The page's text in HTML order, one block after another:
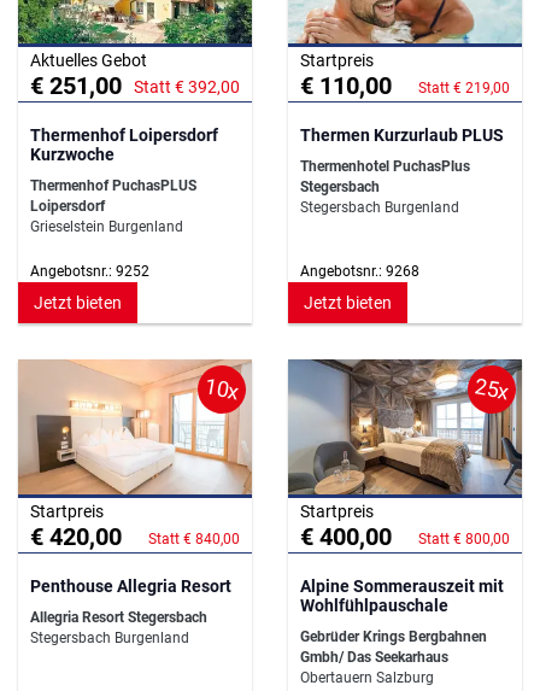
Aktuelles Gebot
€ 251,00 Statt € 392,00
Thermenhof Loipersdorf
Kurzwoche
Thermenhof PuchasPLUS
Loipersdorf
Grieselstein Burgenland
Angebotsnr.: 9252
Jetzt bieten
Startpreis
€ 110,00 Statt € 219,00
Thermen Kurzurlaub PLUS
Thermenhotel PuchasPlus
Stegersbach
Stegersbach Burgenland
Angebotsnr.: 9268
Jetzt bieten
10x
Startpreis
€ 420,00 Statt € 840,00
Penthouse Allegria Resort
Allegria Resort Stegersbach
Stegersbach Burgenland
25x
Startpreis
€ 400,00 Statt € 800,00
Alpine Sommerauszeit mit
Wohlfühlpauschale
Gebrüder Krings Bergbahnen
Gmbh/ Das Seekarhaus
Obertauern Salzburg